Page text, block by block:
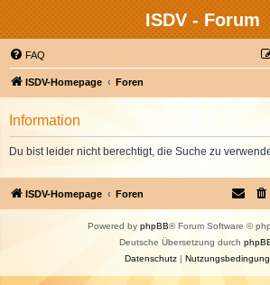
ISDV - Forum
FAQ
ISDV-Homepage Foren
Information
Du bist leider nicht berechtigt, die Suche zu
ISDV-Homepage Foren
Powered by phpBB® Forum Software ©
Deutsche Übersetzung durch
Datenschutz|